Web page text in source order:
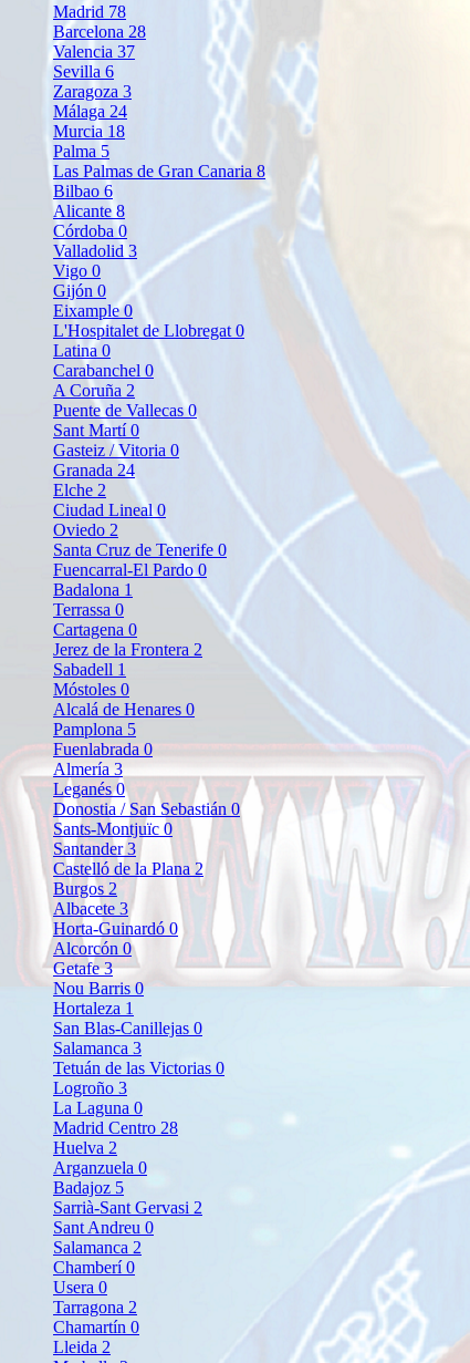
Madrid 78
Barcelona 28
Valencia 37
Sevilla 6
Zaragoza 3
Málaga 24
Murcia 18
Palma 5
Las Palmas de Gran Canaria 8
Bilbao 6
Alicante 8
Córdoba 0
Valladolid 3
Vigo 0
Gijón 0
Eixample0
L'Hospitalet de Llobregat 0
Latina 0
Carabanchel 0
A Coruña 2
Puente de Vallecas0
Sant Martí0
Gasteiz / Vitoria 0
Granada 24
Elche 2
Ciudad Lineal0
Oviedo 2
Santa Cruz de Tenerife 0
Fuencarral-El Pardo0
Badalona 1
Terrassa 0
Cartagena 0
Jerez de la Frontera 2
Sabadell 1
Móstoles 0
Alcalá de Henares 0
Pamplona 5
Fuenlabrada0
Almería 3
Leganés0
Donostia / San Sebastián 0
Sants-Montjuïc 0
Santander3
Castelló de la Plana2
Burgos 2
Albacete 3
Horta-Guinardó 0
Alcorcón 0
Getafe3
Nou Barris0
Hortaleza 1
San Blas-Canillejas 0
Salamanca 3
Tetuán de las Victorias 0
Logroño 3
La Laguna 0
Madrid Centro 28
Huelva 2
Arganzuela 0
Badajoz 5
Sarrià-Sant Gervasi 2
Sant Andreu 0
Salamanca 2
Chamberí0
Usera 0
Tarragona 2
Chamartín 0
Lleida 2